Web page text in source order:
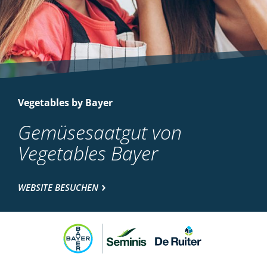
Vegetables by Bayer
Gemüsesaatgut von
Vegetables Bayer
WEBSITE BESUCHEN